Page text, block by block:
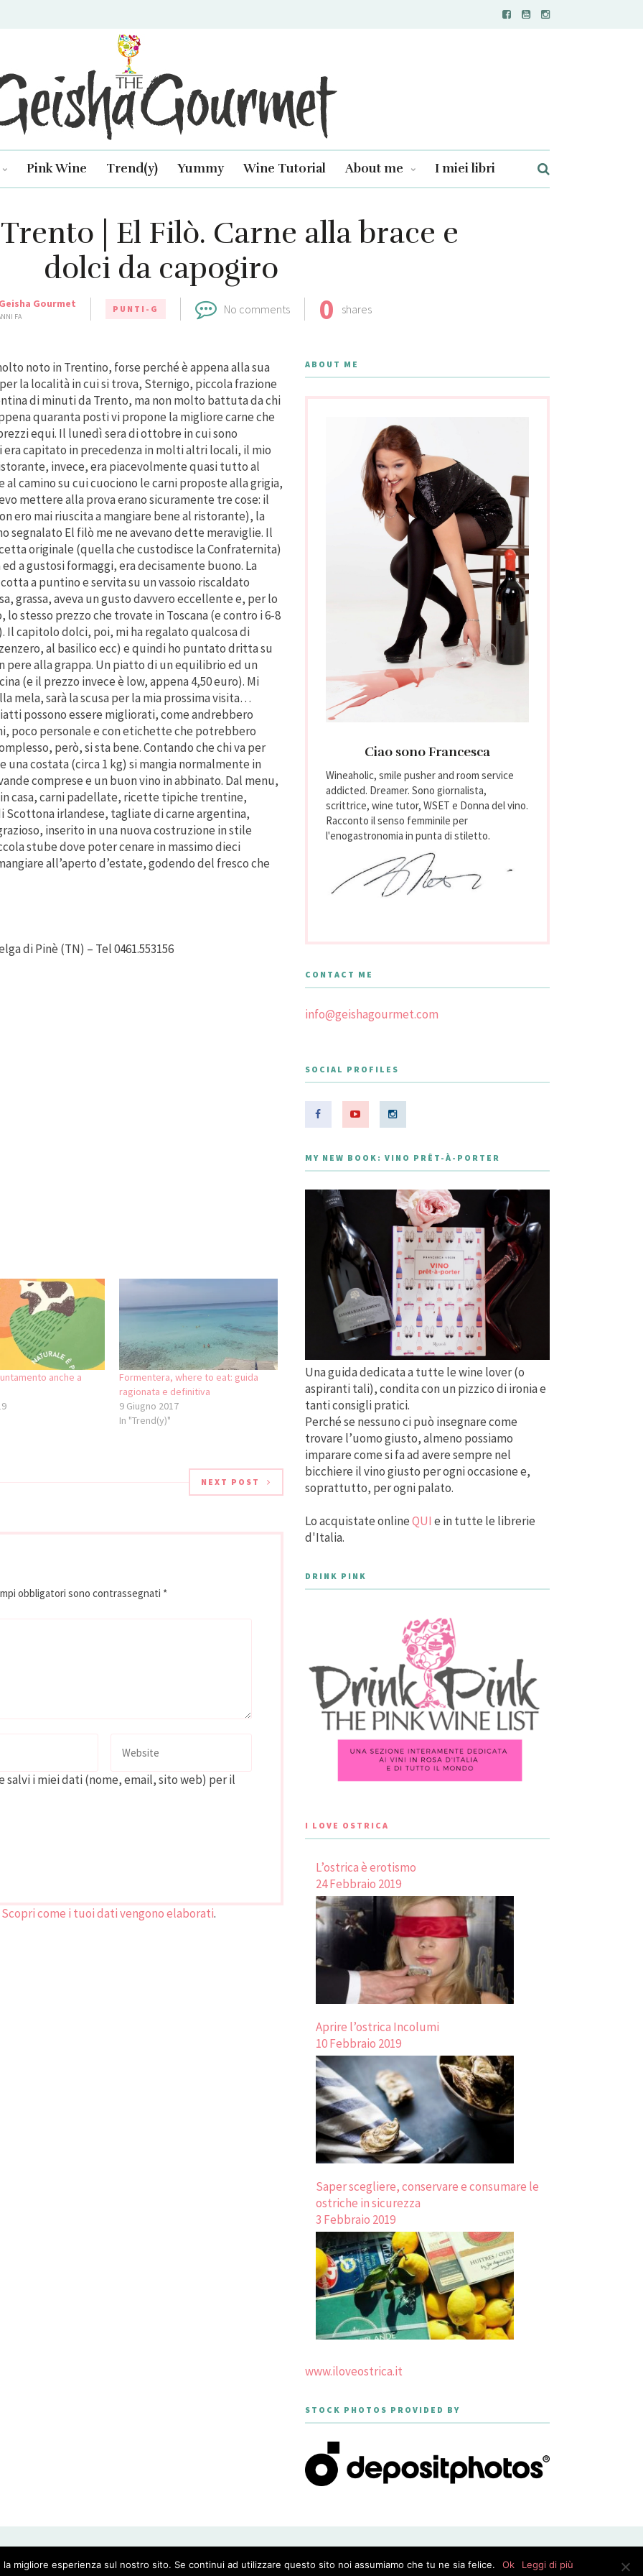
Pink Wine Trend(y) Yummy Wine Tutorial About me I miei libri
| El Filò. Carne alla brace e
dolci da capogiro
Geisha Gourmet
FA
PUNTI-G No comments 0 shares
noto in Trentino, forse perché è appena alla sua
la località in cui si trova, Sternigo, piccola frazione
di minuti da Trento, ma non molto battuta da chi
quaranta posti vi propone la migliore carne che
equi. Il lunedì sera di ottobre in cui sono
capitato in precedenza in molti altri locali, il mio
invece, era piacevolmente quasi tutto al
camino su cui cuociono le carni proposte alla grigia,
mettere alla prova erano sicuramente tre cose: il
ero mai riuscita a mangiare bene al ristorante), la
segnalato El filò me ne avevano dette meraviglie. Il
originale (quella che custodisce la Confraternita)
a gustosi formaggi, era decisamente buono. La
a puntino e servita su un vassoio riscaldato
grassa, aveva un gusto davvero eccellente e, per lo
stesso prezzo che trovate in Toscana (e contro i 6-8
capitolo dolci, poi, mi ha regalato qualcosa di
al basilico ecc) e quindi ho puntato dritta su
alla grappa. Un piatto di un equilibrio ed un
(e il prezzo invece è low, appena 4,50 euro). Mi
mela, sarà la scusa per la mia prossima visita…
possono essere migliorati, come andrebbero
poco personale e con etichette che potrebbero
però, si sta bene. Contando che chi va per
una costata (circa 1 kg) si mangia normalmente in
comprese e un buon vino in abbinato. Dal menu,
casa, carni padellate, ricette tipiche trentine,
irlandese, tagliate di carne argentina,
inserito in una nuova costruzione in stile
stube dove poter cenare in massimo dieci
all’aperto d’estate, godendo del fresco che
di Pinè (TN) – Tel 0461.553156
anche a
Formentera, where to eat: guida
ragionata e definitiva
9 Giugno 2017
In "Trend(y)"
NEXT POST
obbligatori sono contrassegnati *
salvi i miei dati (nome, email, sito web) per il
Scopri come i tuoi dati vengono elaborati.
ABOUT ME
Ciao sono Francesca
Wineaholic, smile pusher and room service
addicted. Dreamer. Sono giornalista,
scrittrice, wine tutor, WSET e Donna del vino.
Racconto il senso femminile per
l'enogastronomia in punta di stiletto.
CONTACT ME
info@geishagourmet.com
SOCIAL PROFILES
MY NEW BOOK: VINO PRÊT-À-PORTER
Una guida dedicata a tutte le wine lover (o
aspiranti tali), condita con un pizzico di ironia e
tanti consigli pratici.
Perché se nessuno ci può insegnare come
trovare l’uomo giusto, almeno possiamo
imparare come si fa ad avere sempre nel
bicchiere il vino giusto per ogni occasione e,
soprattutto, per ogni palato.
Lo acquistate onlineQUI e in tutte le librerie
d'Italia.
DRINK PINK
I LOVE OSTRICA
L’ostrica è erotismo
24 Febbraio 2019
Aprire l’ostrica Incolumi
10 Febbraio 2019
Saper scegliere, conservare e consumare le
ostriche in sicurezza
3 Febbraio 2019
www.iloveostrica.it
STOCK PHOTOS PROVIDED BY
migliore esperienza sul nostro sito. Se continui ad utilizzare questo sito noi assumiamo che tu ne sia felice. Ok Leggi di più